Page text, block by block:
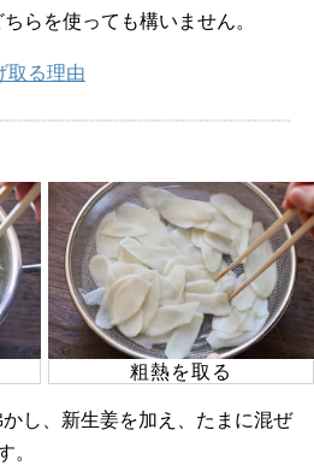
らを使っても構いません。
取る理由
粗熱を取る
。